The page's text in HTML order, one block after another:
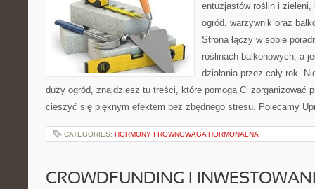
entuzjastów roślin i
ogród, warzywnik oraz
Strona łączy w sobie
roślinach balkonowych, a
działania przez cały rok.
duży ogród, znajdziesz tu treści, które pomogą Ci zorganizować
cieszyć się pięknym efektem bez zbędnego stresu. Polecamy
CATEGORIES: HORMONY I RÓWNOWAGA HORMONALNA
CROWDFUNDING I